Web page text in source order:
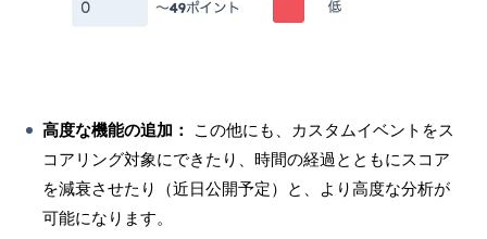
高度な機能の追加：
この他にも、カスタムイベントをス
コアリング対象にできたり、時間の経過とともにスコア
を減衰させたり（近日公開予定）と、より高度な分析が
可能になります。